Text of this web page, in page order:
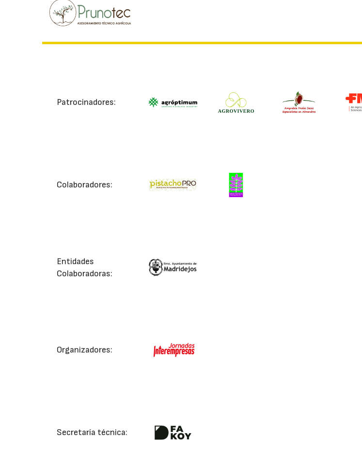
Patrocinadores:
Colaboradores:
Entidades
Colaboradoras:
Organizadores:
Secretaría técnica: